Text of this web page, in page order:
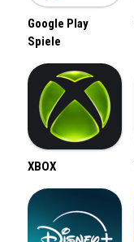
Google Play
Spiele
XBOX